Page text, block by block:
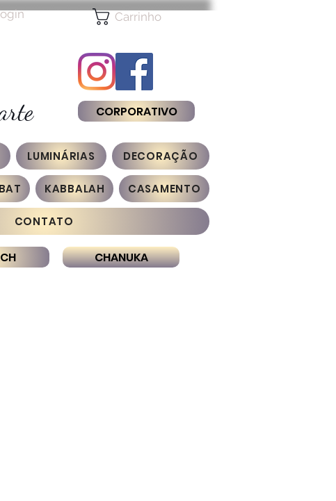
Carrinho
CORPORATIVO
LUMINÁRIAS DECORAÇÃO
KABBALAH CASAMENTO
CONTATO
CHANUKA